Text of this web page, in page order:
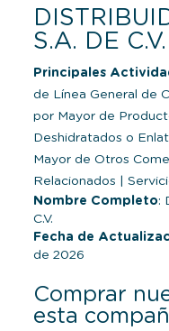
S.A. DE
Principales
de Línea General de
por Mayor de
Deshidratados o
Mayor de Otros
Relacionados
Nombre Completo:
C.V.
Fecha de
de 2026
Comprar
esta